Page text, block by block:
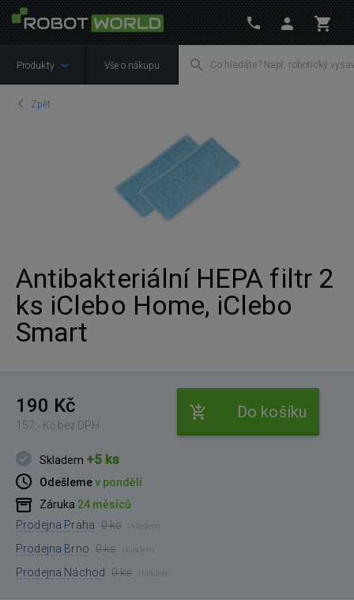
Produkty Vše o nákupu
Zpět
Antibakteriální HEPA filtr 2
ks iClebo Home, iClebo
Smart
190 Kč
157,- Kč bez DPH
Do košíku
Skladem +5 ks
Odešlemev pondělí
Záruka 24 měsíců
Prodejna Praha 0 ks skladem
Prodejna Brno 0 ks skladem
Prodejna Náchod 0 ks skladem